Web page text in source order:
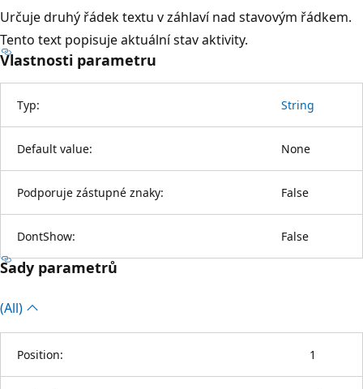
Určuje druhý řádek textu v záhlaví nad stavovým řádkem.
Tento text popisuje aktuální stav aktivity.
Vlastnosti parametru
Typ: String
Default value: None
Podporuje zástupné znaky: False
DontShow: False
Sady parametrů
(All)
Position: 1